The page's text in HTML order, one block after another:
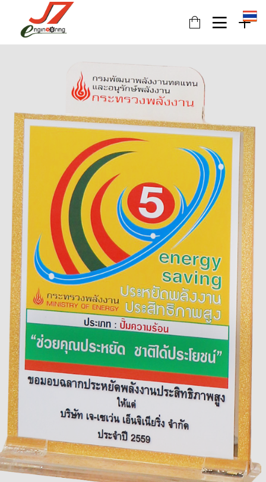
11
JULY
2017
รอบรั้ว ข่าวดึก
11
JULY
2017
รักษ์โลกกับฉลากเบอร์ 5
11
JULY
2017
HEAT PUMP นวัตกรรมรักษ์โลก
11
2017
อีโคเทคลุยอาเซียน ชู “เครื่องทำ
น้ำร้อน”แบรนด์ไทย